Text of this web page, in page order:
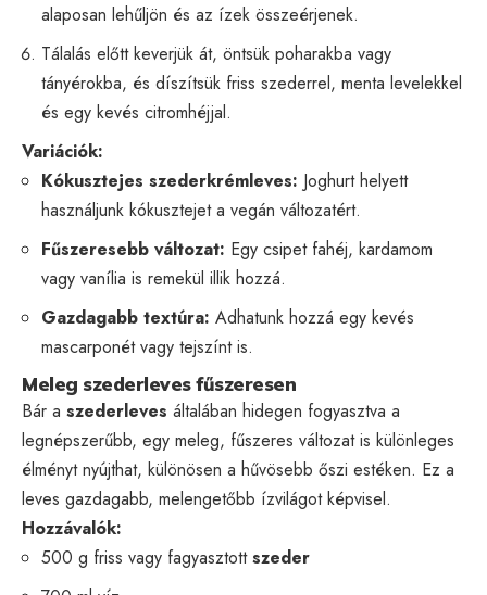
alaposan lehűljön és az ízek összeérjenek.
Tálalás előtt keverjük át, öntsük poharakba vagy
tányérokba, és díszítsük friss szederrel, menta levelekkel
és egy kevés citromhéjjal.
Variációk:
Kókusztejes szederkrémleves: Joghurt helyett
használjunk kókusztejet a vegán változatért.
Fűszeresebb változat: Egy csipet fahéj, kardamom
vagy vanília is remekül illik hozzá.
Gazdagabb textúra: Adhatunk hozzá egy kevés
mascarponét vagy tejszínt is.
Meleg szederleves fűszeresen
Bár a szederleves általában hidegen fogyasztva a
legnépszerűbb, egy meleg, fűszeres változat is különleges
élményt nyújthat, különösen a hűvösebb őszi estéken. Ez a
leves gazdagabb, melengetőbb ízvilágot képvisel.
Hozzávalók:
500 g friss vagy fagyasztottszeder